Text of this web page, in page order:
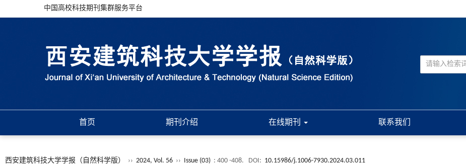
中国高校科技期刊集群服务平台
首页 期刊介绍 在线期刊 联系我们
西安建筑科技大学学报（自然科学版） ›› 2024, Vol. 56 ›› Issue (03) : 400 -408. DOI: 10.15986/j.1006-7930.2024.03.011